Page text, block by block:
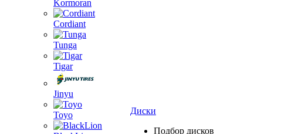
Kormoran
Cordiant
Tunga
Tigar
Jinyu
Toyo
Диски
Подбор дисков